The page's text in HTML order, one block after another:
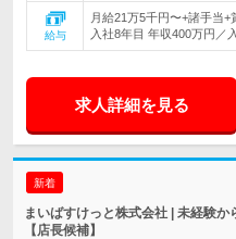
給与
月給21万5千円〜+諸手当
入社8年目 年収400万円／
求人詳細を見る
新着
まいばすけっと株式会社 | 未経験
【店長候補】